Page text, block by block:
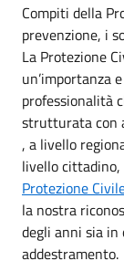
Compiti della
prevenzione, i
La Protezione
un’importanza
professionalità
strutturata con
, a livello
livello cittadino,
Protezione
la nostra
degli anni sia in
addestramento.